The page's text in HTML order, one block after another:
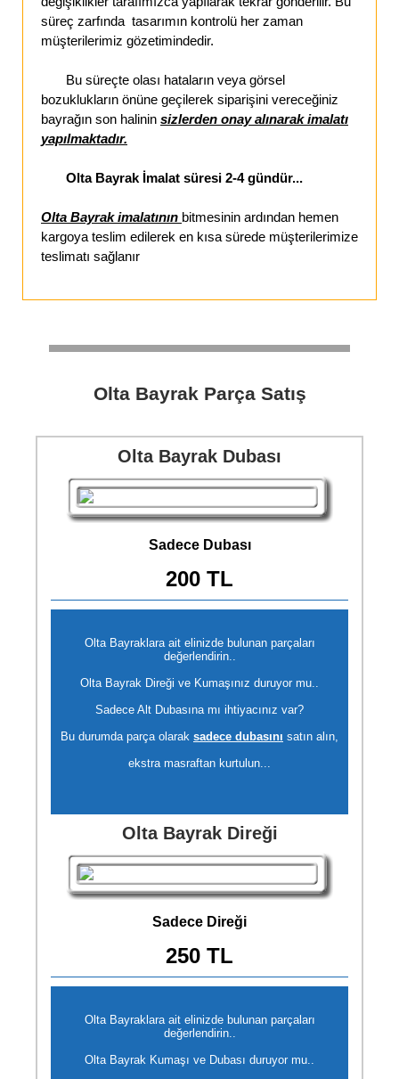
süreç zarfında tasarımın kontrolü her zaman
müşterilerimiz gözetimindedir.
Bu süreçte olası hataların veya görsel
bozuklukların önüne geçilerek siparişini vereceğiniz
bayrağın son halinin sizlerden onay alınarak imalatı
yapılmaktadır.
Olta Bayrak İmalat süresi 2-4 gündür...
Olta Bayrak imalatının bitmesinin ardından hemen
kargoya teslim edilerek en kısa sürede müşterilerimize
teslimatı sağlanır
Olta Bayrak Parça Satış
Olta Bayrak Dubası
Sadece Dubası
200 TL
Olta Bayraklara ait elinizde bulunan parçaları
değerlendirin..
Olta Bayrak Direği ve Kumaşınız duruyor mu..
Sadece Alt Dubasına mı ihtiyacınız var?
Bu durumda parça olarak sadece dubasını satın alın,
ekstra masraftan kurtulun...
Olta Bayrak Direği
Sadece Direği
250 TL
Olta Bayraklara ait elinizde bulunan parçaları
değerlendirin..
Olta Bayrak Kumaşı ve Dubası duruyor mu..